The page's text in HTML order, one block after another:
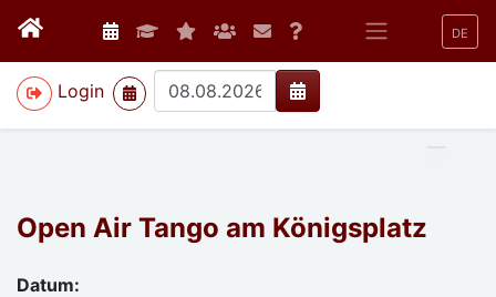
DE
Login
>
Open Air Tango am Königsplatz
Datum: